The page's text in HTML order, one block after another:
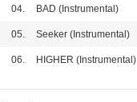
04. BAD (Instrumental)
05. Seeker (Instrumental)
06. HIGHER (Instrumental)